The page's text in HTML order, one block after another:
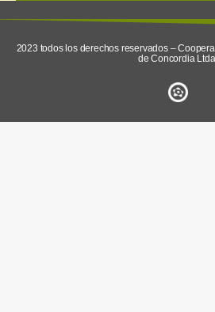
2023 todos los derechos reservados –
de Concordia